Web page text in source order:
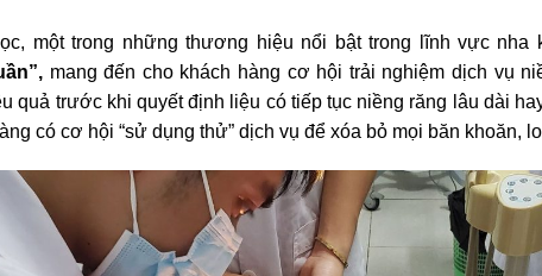
một trong những thương hiệu nổi bật trong lĩnh vực nha
mang đến cho khách hàng cơ hội trải nghiệm dịch vụ
quả trước khi quyết định liệu có tiếp tục niềng răng lâu dài
có cơ hội “sử dụng thử” dịch vụ để xóa bỏ mọi băn khoăn,